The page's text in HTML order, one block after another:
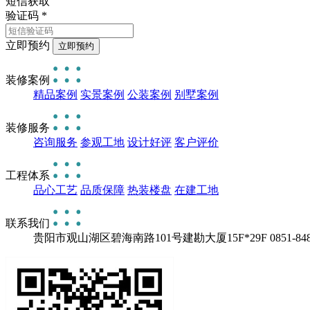
验证码 *
立即预约
装修案例
精品案例 实景案例 公装案例 别墅案例
装修服务
咨询服务 参观工地 设计好评 客户评价
工程体系
品心工艺 品质保障 热装楼盘 在建工地
联系我们
贵阳市观山湖区碧海南路101号建勘大厦15F*29F 0851-